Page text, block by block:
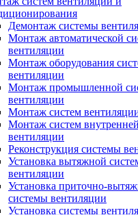
Демонтаж системы
Монтаж автоматической
вентиляции
Монтаж оборудования
вентиляции
Монтаж промышленной
вентиляции
Монтаж систем
Монтаж систем внутренней
вентиляции
Реконструкция системы
Установка вытяжной
вентиляции
Установка приточно-
системы вентиляции
Установка системы